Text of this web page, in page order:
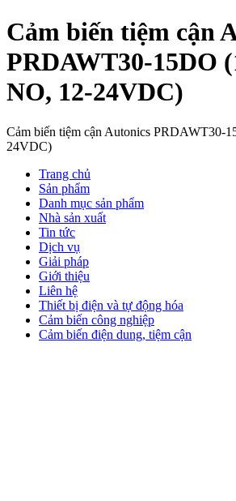
Cảm biến tiệm cận
PRDAWT30-15DO
NO, 12-24VDC)
Cảm biến tiệm cận Autonics PRDAWT30-
24VDC)
Trang chủ
Sản phẩm
Danh mục sản phẩm
Nhà sản xuất
Tin tức
Dịch vụ
Giải pháp
Giới thiệu
Liên hệ
Thiết bị điện và tự động hóa
Cảm biến công nghiệp
Cảm biến điện dung, tiệm cận